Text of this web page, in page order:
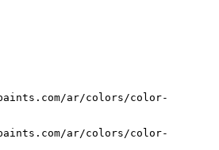
ar/colors/color-
ar/colors/color-